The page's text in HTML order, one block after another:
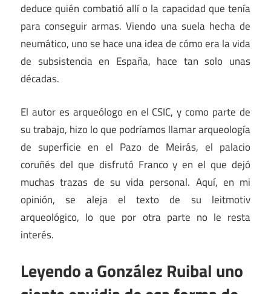
deduce quién combatió allí o la capacidad que tenía
para conseguir armas. Viendo una suela hecha de
neumático, uno se hace una idea de cómo era la vida
de subsistencia en España, hace tan solo unas
décadas.
El autor es arqueólogo en el CSIC, y como parte de
su trabajo, hizo lo que podríamos llamar arqueología
de superficie en el Pazo de Meirás, el palacio
coruñés del que disfrutó Franco y en el que dejó
muchas trazas de su vida personal. Aquí, en mi
opinión, se aleja el texto de su leitmotiv
arqueológico, lo que por otra parte no le resta
interés.
Leyendo a González Ruibal uno